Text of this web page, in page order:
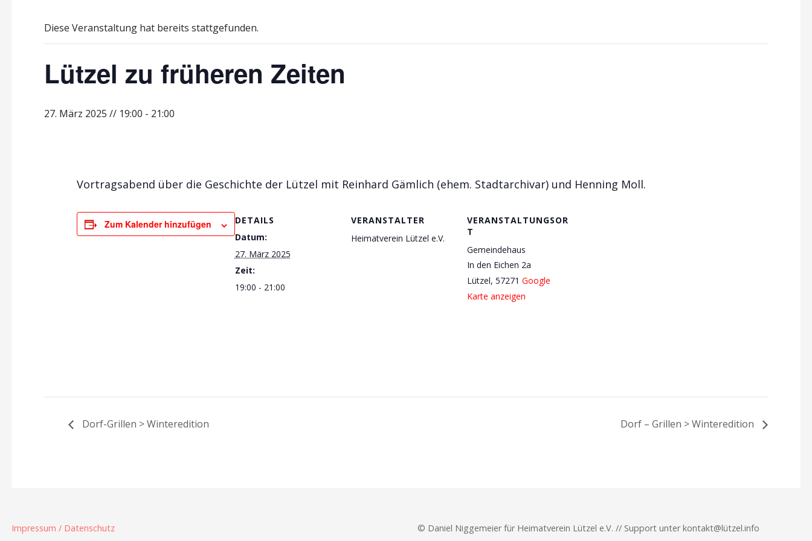
Diese Veranstaltung hat bereits stattgefunden.
Lützel zu früheren Zeiten
27. März 2025 // 19:00 - 21:00
Vortragsabend über die Geschichte der Lützel mit Reinhard Gämlich (ehem. Stadtarchivar) und Henning Moll.
Zum Kalender hinzufügen
DETAILS
Datum:
27. März 2025
Zeit:
19:00 - 21:00
VERANSTALTER
Heimatverein Lützel e.V.
VERANSTALTUNGSOR
T
Gemeindehaus
In den Eichen 2a
Lützel, 57271 Google
Karte anzeigen
Dorf-Grillen > Winteredition Dorf – Grillen > Winteredition
Impressum / Datenschutz © Daniel Niggemeier für Heimatverein Lützel e.V. // Support unter kontakt@lützel.info